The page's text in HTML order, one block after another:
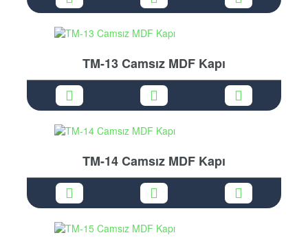
TM-13 Camsız MDF Kapı
TM-14 Camsız MDF Kapı